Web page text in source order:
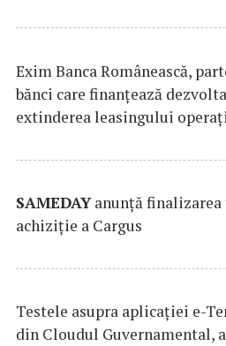
Exim Banca Românească,
bănci care finanțează
extinderea leasingului
SAMEDAYanunță finalizarea
achiziție a Cargus
Testele asupra aplicaţiei e-
din Cloudul Guvernamental,